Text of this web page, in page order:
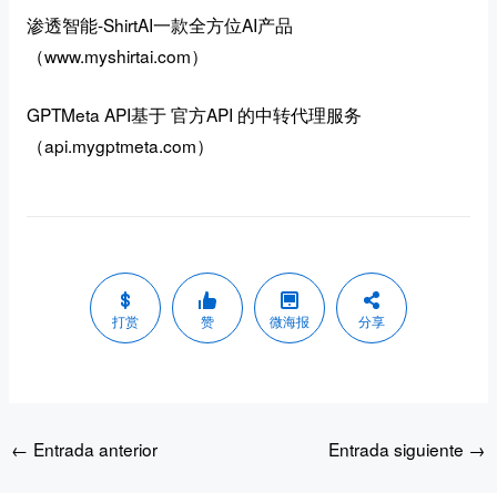
渗透智能-ShirtAI一款全方位AI产品
（www.myshirtai.com）
GPTMeta API基于 官方API 的中转代理服务
（api.mygptmeta.com）
打赏 赞 微海报 分享
← Entrada anterior Entrada siguiente →